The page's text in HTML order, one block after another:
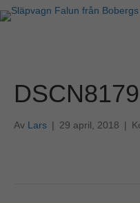
DSCN8179
Av Lars | 29 april, 2018 |